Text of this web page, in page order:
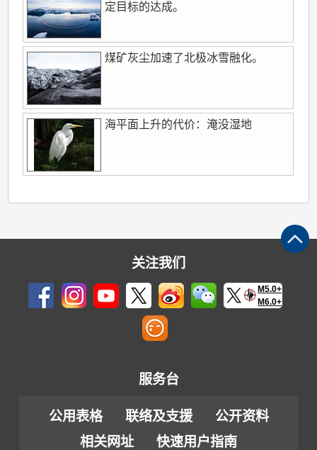
定目标的达成。
煤矿灰尘加速了北极冰雪融化。
海平面上升的代价：淹没湿地
关注我们
M5.0+
M6.0+
服务台
公用表格 联络及支援
公开资料
相关网址
快速用户指南